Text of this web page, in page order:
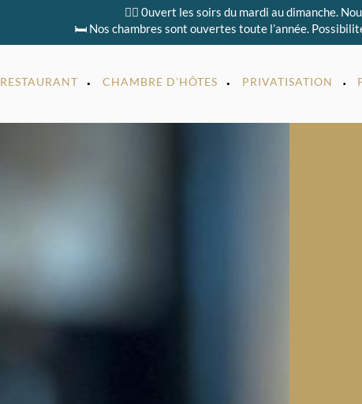
👉🏻 0uvert les soirs du mardi au dimanche.
🛏️ Nos chambres sont ouvertes toute l’année.
RESTAURANT CHAMBRE D’HÔTES PRIVATISATION